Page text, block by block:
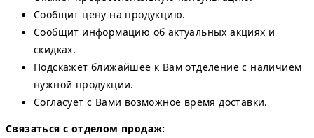
Сообщит цену на продукцию.
Сообщит информацию об актуальных акциях и
скидках.
Подскажет ближайшее к Вам отделение с наличием
нужной продукции.
Согласует с Вами возможное время доставки.
Связаться с отделом продаж: